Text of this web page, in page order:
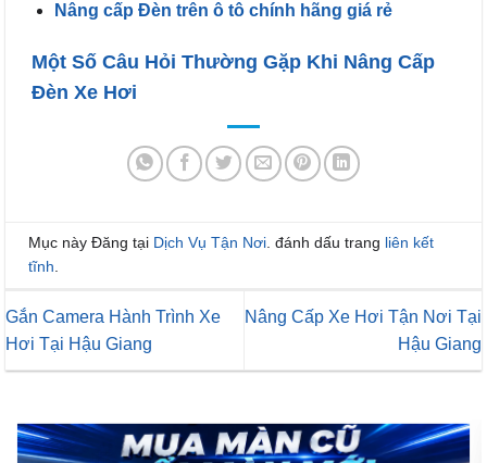
Nâng cấp Đèn trên ô tô chính hãng giá rẻ
Một Số Câu Hỏi Thường Gặp Khi Nâng Cấp
Đèn Xe Hơi
Mục này Đăng tại Dịch Vụ Tận Nơi. đánh dấu trang liên kết
tĩnh.
Gắn Camera Hành Trình Xe
Hơi Tại Hậu Giang
Nâng Cấp Xe Hơi Tận Nơi Tại
Hậu Giang